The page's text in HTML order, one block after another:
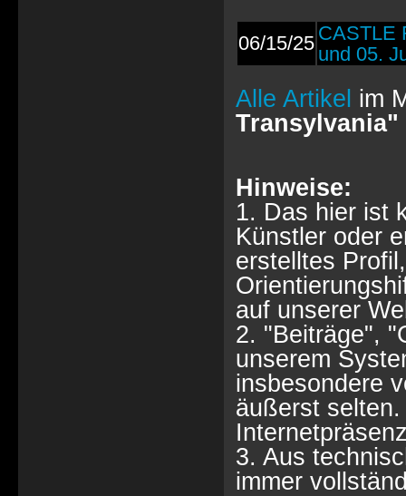
06/15/25 CASTLE
und 05.
Alle Artikel im
Transylvania"
Hinweise:
1. Das hier ist
Künstler oder
erstelltes
auf unserer
2. "Beiträge",
unserem
insbesondere
äußerst
3. Aus
immer